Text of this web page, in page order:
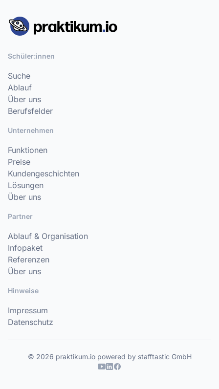
Schüler:innen
Suche
Ablauf
Über uns
Berufsfelder
Unternehmen
Funktionen
Preise
Kundengeschichten
Lösungen
Über uns
Partner
Ablauf & Organisation
Infopaket
Referenzen
Über uns
Hinweise
Impressum
Datenschutz
© 2026 praktikum.io powered by stafftastic GmbH